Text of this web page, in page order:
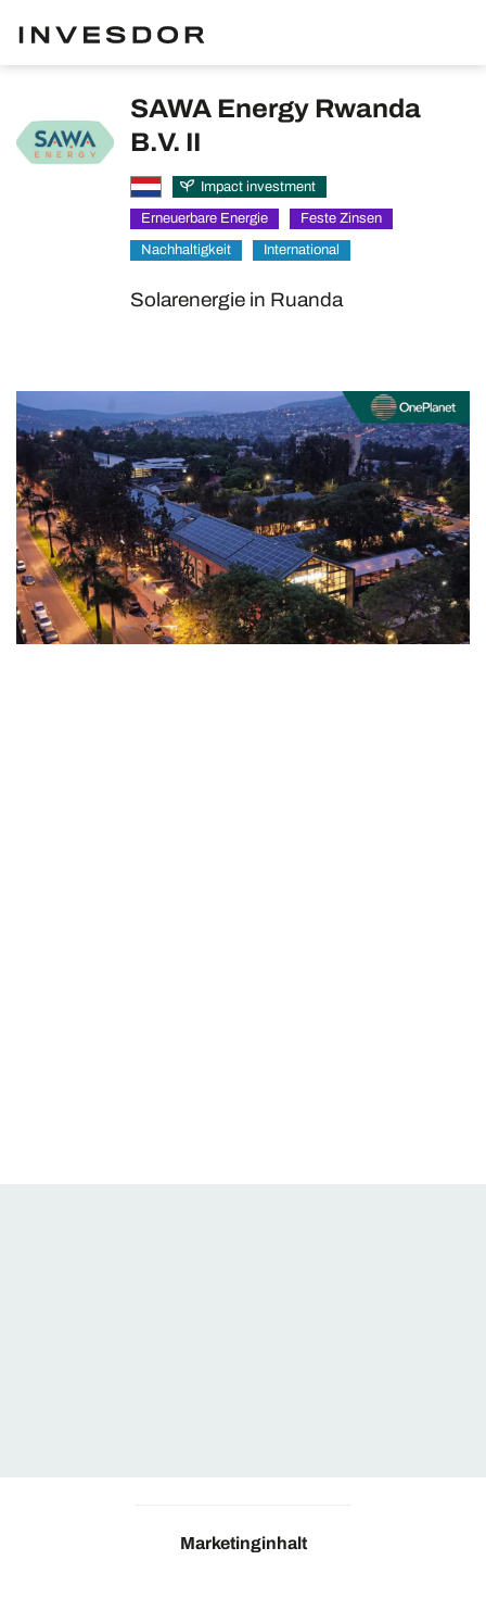
SAWA Energy Rwanda
B.V. II
Impact investment
Erneuerbare Energie Feste Zinsen
Nachhaltigkeit International
Solarenergie in Ruanda
Marketinginhalt